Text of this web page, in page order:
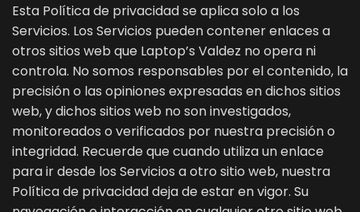
Esta Política de privacidad se aplica solo a los
Servicios. Los Servicios pueden contener enlaces a
otros sitios web que Laptop’s Valdez no opera ni
controla. No somos responsables por el contenido, la
precisión o las opiniones expresadas en dichos sitios
web, y dichos sitios web no son investigados,
monitoreados o verificados por nuestra precisión o
integridad. Recuerde que cuando utiliza un enlace
para ir desde los Servicios a otro sitio web, nuestra
Política de privacidad deja de estar en vigor. Su